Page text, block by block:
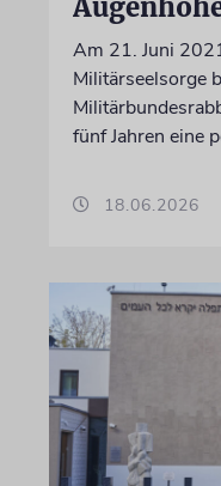
Am 21. Juni
Militärseelsorge
fünf Jahren eine
18.06.2026